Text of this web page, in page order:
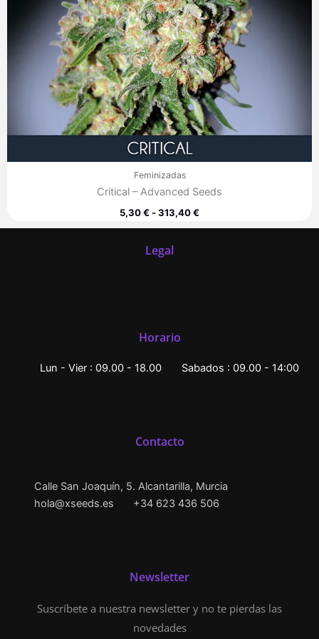
Feminizadas
Critical – Advanced Seeds
5,30€-313,40€
Legal
Horario
Lun - Vier : 09.00 - 18.00 Sabados : 09.00 - 14:00
Contacto
Calle San Joaquín, 5. Alcantarilla, Murcia
hola@xseeds.es
+34 623 436 506
Newsletter
Suscríbete a nuestra newsletter y no te pierdas las
novedades